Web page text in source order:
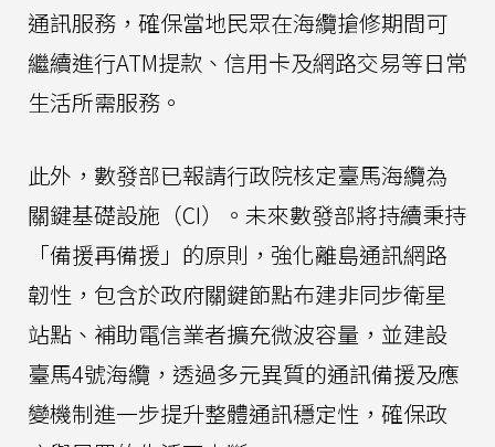
通訊服務，確保當地民眾在海纜搶修期間可
繼續進行ATM提款、信用卡及網路交易等日常
生活所需服務。
此外，數發部已報請行政院核定臺馬海纜為
關鍵基礎設施（CI）。未來數發部將持續秉持
「備援再備援」的原則，強化離島通訊網路
韌性，包含於政府關鍵節點布建非同步衛星
站點、補助電信業者擴充微波容量，並建設
臺馬4號海纜，透過多元異質的通訊備援及應
變機制進一步提升整體通訊穩定性，確保政